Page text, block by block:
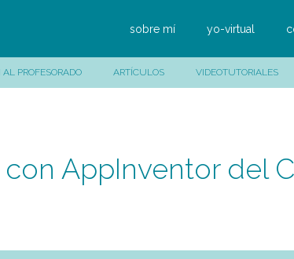
sobre mí yo-virtual
PROFESORADO ARTÍCULOS VIDEOTUTORIALES
AppInventor del